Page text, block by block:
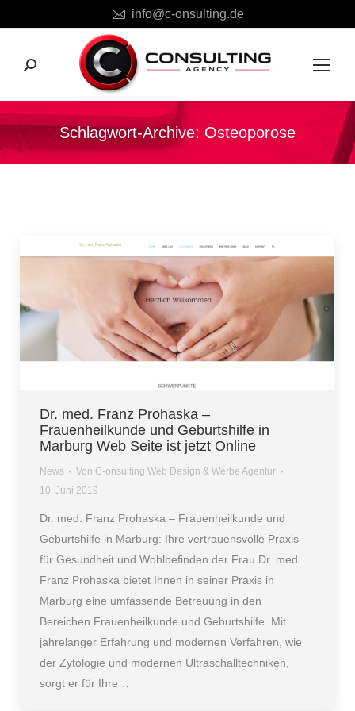
info@c-onsulting.de
Search:
Schlagwort-Archive: Osteoporose
Dr. med. Franz Prohaska –
Frauenheilkunde und Geburtshilfe in
Marburg Web Seite ist jetzt Online
News Von C-onsulting Web Design & Werbe Agentur
10. Juni 2019
Dr. med. Franz Prohaska – Frauenheilkunde und
Geburtshilfe in Marburg: Ihre vertrauensvolle Praxis
für Gesundheit und Wohlbefinden der Frau Dr. med.
Franz Prohaska bietet Ihnen in seiner Praxis in
Marburg eine umfassende Betreuung in den
Bereichen Frauenheilkunde und Geburtshilfe. Mit
jahrelanger Erfahrung und modernen Verfahren, wie
der Zytologie und modernen Ultraschalltechniken,
sorgt er für Ihre…